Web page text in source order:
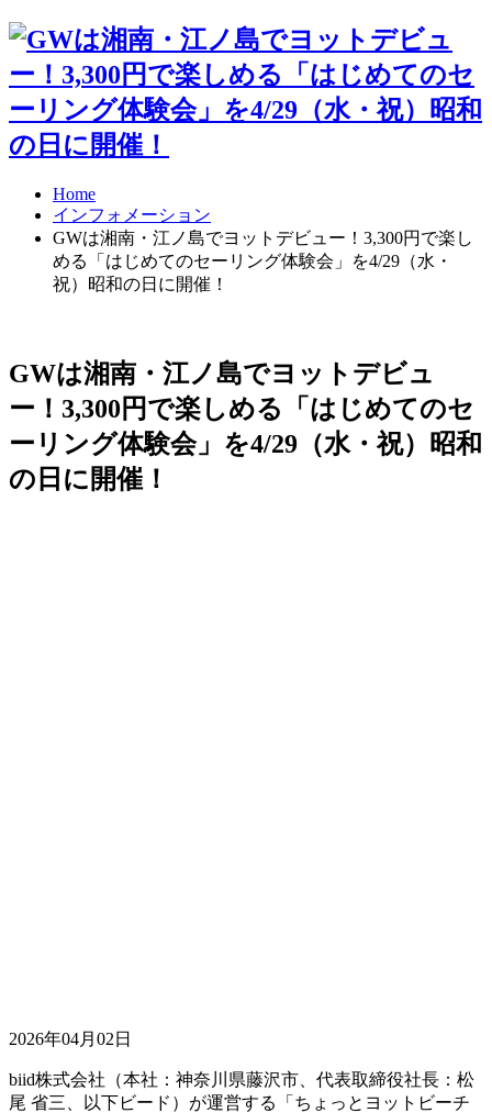
Home
インフォメーション
GWは湘南・江ノ島でヨットデビュー！3,300円で楽し
める「はじめてのセーリング体験会」を4/29（水・
祝）昭和の日に開催！
GWは湘南・江ノ島でヨットデビュ
ー！3,300円で楽しめる「はじめてのセ
ーリング体験会」を4/29（水・祝）昭和
の日に開催！
2026年04月02日
biid株式会社（本社：神奈川県藤沢市、代表取締役社長：松
尾 省三、以下ビード）が運営する「ちょっとヨットビーチ